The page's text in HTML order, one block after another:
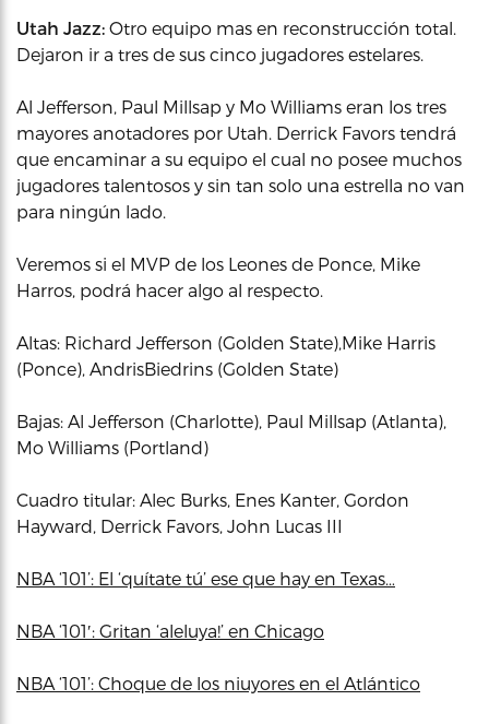
Utah Jazz: Otro equipo mas en reconstrucción total.
Dejaron ir a tres de sus cinco jugadores estelares.
Al Jefferson, Paul Millsap y Mo Williams eran los tres
mayores anotadores por Utah. Derrick Favors tendrá
que encaminar a su equipo el cual no posee muchos
jugadores talentosos y sin tan solo una estrella no van
para ningún lado.
Veremos si el MVP de los Leones de Ponce, Mike
Harros, podrá hacer algo al respecto.
Altas: Richard Jefferson (Golden State),Mike Harris
(Ponce), AndrisBiedrins (Golden State)
Bajas: Al Jefferson (Charlotte), Paul Millsap (Atlanta),
Mo Williams (Portland)
Cuadro titular: Alec Burks, Enes Kanter, Gordon
Hayward, Derrick Favors, John Lucas III
NBA ‘101’: El ‘quítate tú’ ese que hay en Texas…
NBA ‘101′: Gritan ‘aleluya!’ en Chicago
NBA ‘101’: Choque de los niuyores en el Atlántico